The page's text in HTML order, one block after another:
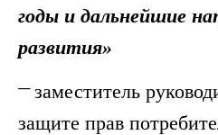
годы и дальнейшие
развития»
заместитель
защите прав